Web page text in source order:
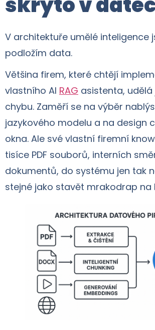
V architektuře umělé inteligence
podložím data.
Většina firem, které chtějí
vlastního AI RAG asistenta,
chybu. Zaměří se na výběr
jazykového modelu a na design
okna. Ale své vlastní firemní
tisíce PDF souborů, interních
dokumentů, do systému jen tak
stejné jako stavět mrakodrap na